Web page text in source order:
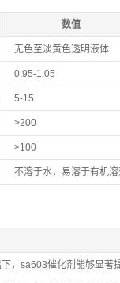
数值
无色至淡黄色透明液体
0.95-1.05
5-15
>200
>100
不溶于水，易溶于有机溶
，sa603催化剂能够显著